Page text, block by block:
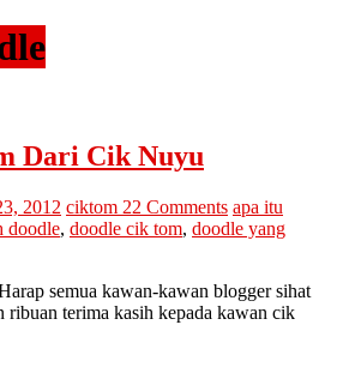
Dari Cik Nuyu
2012 ciktom 22 Comments apa itu
doodle, doodle cik tom, doodle yang
semua kawan-kawan blogger sihat
ribuan terima kasih kepada kawan cik